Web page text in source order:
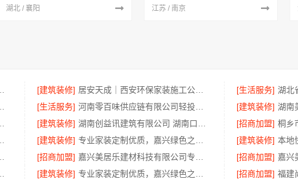
湖北 / 襄阳 江苏 / 南京
[建筑装修] [生活服务]
[生活服务] [建筑装修]
[建筑装修] [招商加盟]
[建筑装修] [建筑装修]
[招商加盟] [招商加盟]
[建筑装修] [招商加盟]